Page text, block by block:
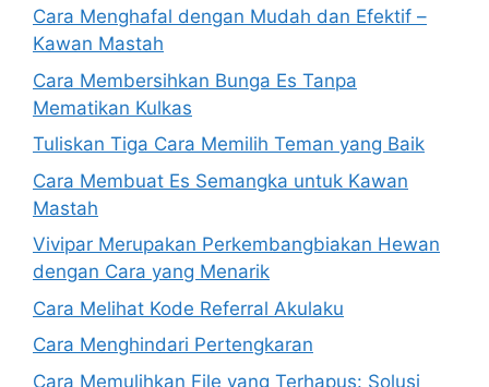
Cara Menghafal dengan Mudah dan Efektif –
Kawan Mastah
Cara Membersihkan Bunga Es Tanpa
Mematikan Kulkas
Tuliskan Tiga Cara Memilih Teman yang Baik
Cara Membuat Es Semangka untuk Kawan
Mastah
Vivipar Merupakan Perkembangbiakan Hewan
dengan Cara yang Menarik
Cara Melihat Kode Referral Akulaku
Cara Menghindari Pertengkaran
Cara Memulihkan File yang Terhapus: Solusi